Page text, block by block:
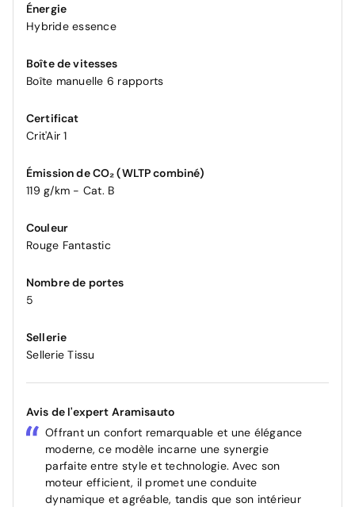
Énergie
Hybride essence
Boîte de vitesses
Boîte manuelle 6 rapports
Certificat
Crit'Air 1
Émission de CO₂ (WLTP combiné)
119 g/km - Cat. B
Couleur
Rouge Fantastic
Nombre de portes
5
Sellerie
Sellerie Tissu
Avis de l'expert Aramisauto
Offrant un confort remarquable et une élégance
moderne, ce modèle incarne une synergie
parfaite entre style et technologie. Avec son
moteur efficient, il promet une conduite
dynamique et agréable, tandis que son intérieur